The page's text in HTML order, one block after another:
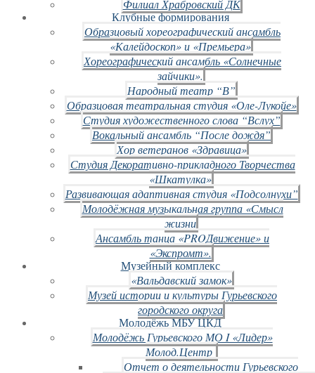
Филиал Храбровский ДК
Клубные формирования
Образцовый хореографический ансамбль
«Калейдоскоп» и «Премьера»
Хореографический ансамбль «Солнечные
зайчики».
Народный театр “В”
Образцовая театральная студия «Оле-Лукойе»
Студия художественного слова “Вслух”
Вокальный ансамбль “После дождя”
Хор ветеранов «Здравица»
Студия Декоративно-прикладного Творчества
«Шкатулка»
Развивающая адаптивная студия «Подсолнухи”
Молодёжная музыкальная группа «Смысл
жизни
Ансамбль танца «PROДвижение» и
«Экспромт».
Музейный комплекс
«Вальдавский замок»
Музей истории и культуры Гурьевского
городского округа
Молодёжь МБУ ЦКД
Молодёжь Гурьевского МО I «Лидер»
Молод.Центр
Отчет о деятельности Гурьевского